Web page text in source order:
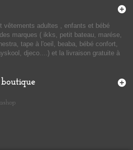
vêtements adultes , enfants et bébé
marques ( ikks, petit bateau, marése,
tape à l'oeil, beaba, bébé confort,
djeco....) et la livraison gratuite à